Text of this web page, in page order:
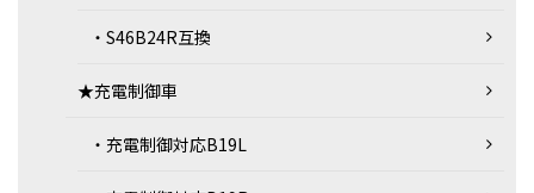
・S46B24R互換
★充電制御車
・充電制御対応B19L